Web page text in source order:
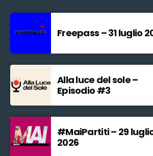
Freepass – 31 luglio
Alla luce del sole –
Episodio #3
#MaiPartiti – 29
2026